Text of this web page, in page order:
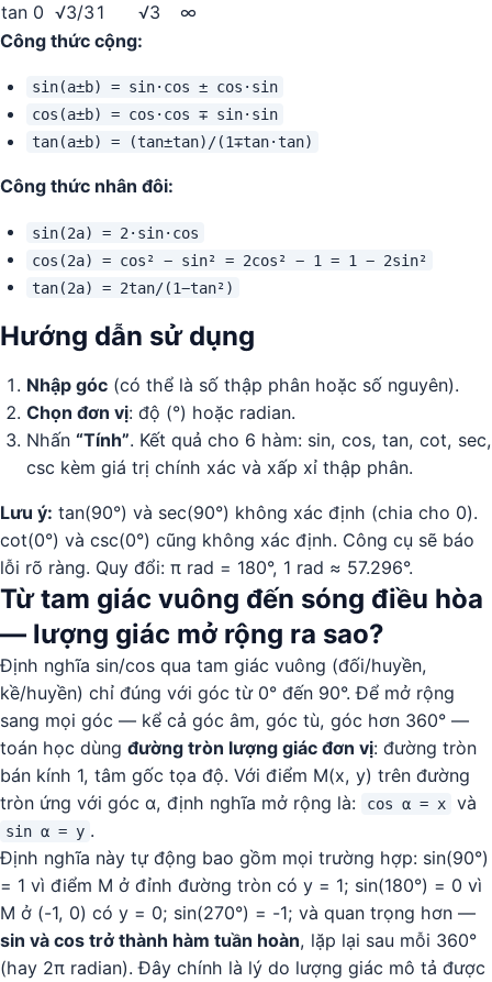
tan 0 √3/3 1 √3
∞
Công thức cộng:
sin(a±b) = sin·cos ± cos·sin
cos(a±b) = cos·cos ∓ sin·sin
tan(a±b) = (tan±tan)/(1∓tan·tan)
Công thức nhân đôi:
sin(2a) = 2·sin·cos
cos(2a) = cos² − sin² = 2cos² − 1 = 1 − 2sin²
tan(2a) = 2tan/(1−tan²)
Hướng dẫn sử dụng
Nhập góc (có thể là số thập phân hoặc số nguyên).
Chọn đơn vị: độ (°) hoặc radian.
Nhấn “Tính”. Kết quả cho 6 hàm: sin, cos, tan, cot, sec,
csc kèm giá trị chính xác và xấp xỉ thập phân.
Lưu ý: tan(90°) và sec(90°) không xác định (chia cho 0).
cot(0°) và csc(0°) cũng không xác định. Công cụ sẽ báo
lỗi rõ ràng. Quy đổi: π rad = 180°, 1 rad ≈ 57.296°.
Từ tam giác vuông đến sóng điều hòa
— lượng giác mở rộng ra sao?
Định nghĩa sin/cos qua tam giác vuông (đối/huyền,
kề/huyền) chỉ đúng với góc từ 0° đến 90°. Để mở rộng
sang mọi góc — kể cả góc âm, góc tù, góc hơn 360° —
toán học dùng đường tròn lượng giác đơn vị: đường tròn
bán kính 1, tâm gốc tọa độ. Với điểm M(x, y) trên đường
tròn ứng với góc α, định nghĩa mở rộng là:
cos α = x và
sin α = y .
Định nghĩa này tự động bao gồm mọi trường hợp: sin(90°)
= 1 vì điểm M ở đỉnh đường tròn có y = 1; sin(180°) = 0 vì
M ở (-1, 0) có y = 0; sin(270°) = -1; và quan trọng hơn —
sin và cos trở thành hàm tuần hoàn, lặp lại sau mỗi 360°
(hay 2π radian). Đây chính là lý do lượng giác mô tả được